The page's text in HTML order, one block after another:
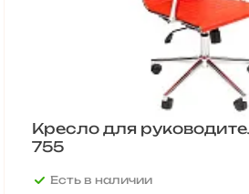
Кресло для
755
Есть в наличии